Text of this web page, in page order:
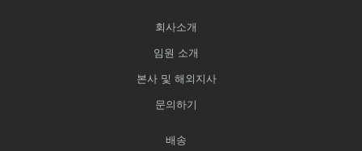
회사소개
임원 소개
본사 및 해외지사
문의하기
배송